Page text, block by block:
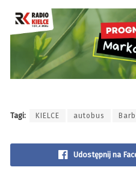
Tagi: KIELCE autobus
Udostępnij na